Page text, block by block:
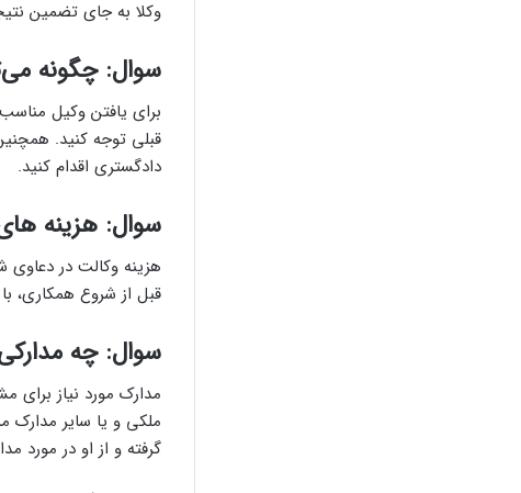
وکلا به جای تضمین
سوال: چگونه
برای یافتن وکیل
قبلی توجه کنید.
دادگستری اقدام کنید.
سوال: هزینه
هزینه وکالت در
قبل از شروع همکاری،
سوال: چه
مدارک مورد نیاز برای
ملکی و یا سایر مدارک
گرفته و از او در مورد